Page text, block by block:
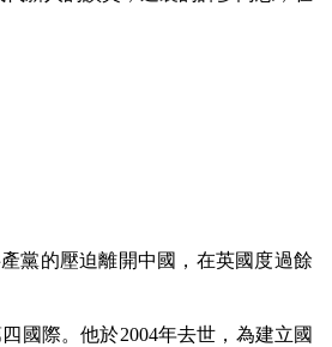
黨的壓迫離開中國，在英國度過餘
國際。他於2004年去世，為建立國